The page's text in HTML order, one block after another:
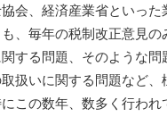
会、経済産業省といった
、毎年の税制改正意見
する問題、そのような問
扱いに関する問題など
この数年、数多く行われ